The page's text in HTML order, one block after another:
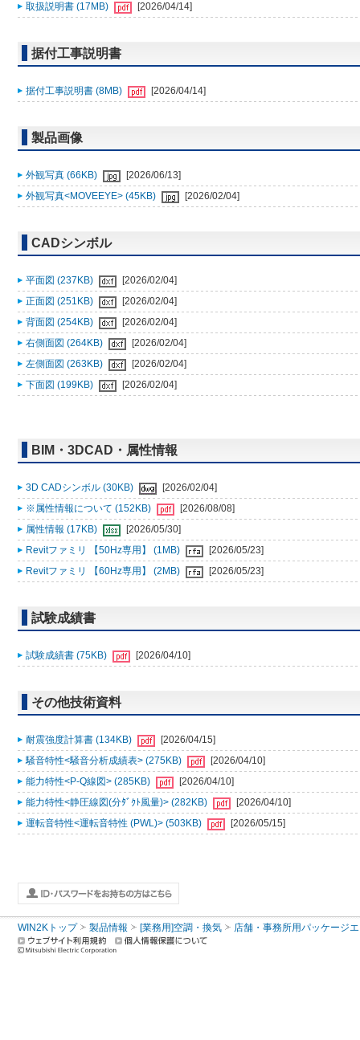
取扱説明書 (17MB) [2026/04/14]
据付工事説明書
据付工事説明書 (8MB) [2026/04/14]
製品画像
外観写真 (66KB)
[2026/06/13]
外観写真<MOVEEYE> (45KB)
[2026/02/04]
CADシンボル
平面図 (237KB)
[2026/02/04]
正面図 (251KB)
[2026/02/04]
背面図 (254KB)
[2026/02/04]
右側面図 (264KB)
[2026/02/04]
左側面図 (263KB)
[2026/02/04]
下面図 (199KB)
[2026/02/04]
BIM・3DCAD・属性情報
3D CADシンボル (30KB)
[2026/02/04]
※属性情報について (152KB)
[2026/08/08]
属性情報 (17KB)
[2026/05/30]
Revitファミリ 【50Hz専用】 (1MB)
[2026/05/23]
Revitファミリ 【60Hz専用】 (2MB)
[2026/05/23]
試験成績書
試験成績書 (75KB) [2026/04/10]
その他技術資料
耐震強度計算書 (134KB)
[2026/04/15]
騒音特性<騒音分析成績表> (275KB)
[2026/04/10]
能力特性<P-Q線図> (285KB)
[2026/04/10]
能力特性<静圧線図(分ﾀﾞｸﾄ風量)> (282KB)
[2026/04/10]
運転音特性<運転音特性 (PWL)> (503KB)
[2026/05/15]
WIN2Kトップ 製品情報 [業務用]空調・換気 店舗・事務所用パッケージ